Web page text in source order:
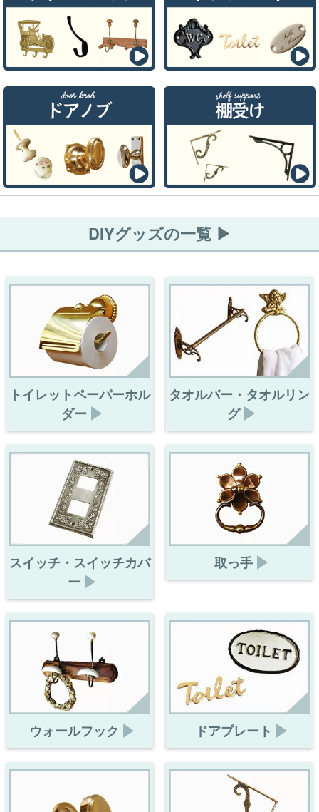
DIYグッズの一覧 ▶
トイレットペーパーホル
ダー
タオルバー・タオルリン
グ
スイッチ・スイッチカバ
ー
取っ手
ウォールフック ドアプレート